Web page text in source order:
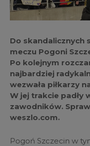
Do skandalicznych
meczu Pogoni
Po kolejnym
najbardziej
wezwała piłkarzy
W jej trakcie padły
zawodników.
weszlo.com.
Pogoń Szczecin w